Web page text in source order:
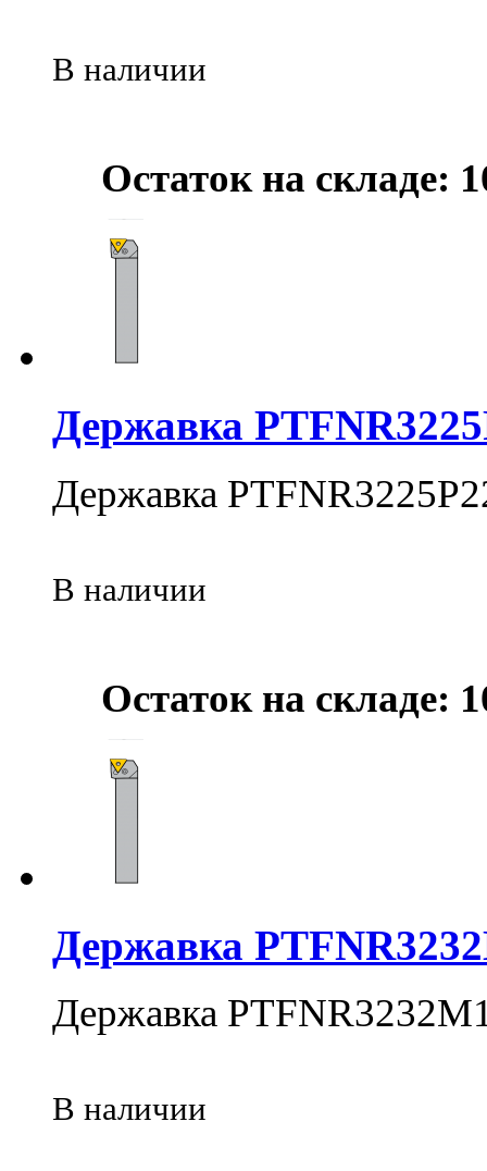
В наличии
Остаток на складе:
Державка
Державка
В наличии
Остаток на складе:
Державка
Державка
В наличии